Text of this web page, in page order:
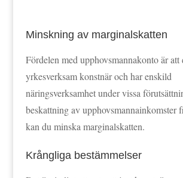
Minskning av marginalskatten
Fördelen med upphovsmannakonto är att
yrkesverksam konstnär och har enskild
näringsverksamhet under vissa
beskattning av upphovsmannainkomster
kan du minska marginalskatten.
Krångliga bestämmelser